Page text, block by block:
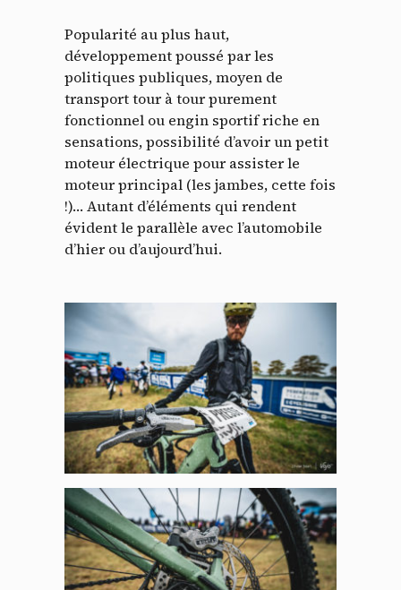
Popularité au plus haut,
développement poussé par les
politiques publiques, moyen de
transport tour à tour purement
fonctionnel ou engin sportif riche en
sensations, possibilité d’avoir un petit
moteur électrique pour assister le
moteur principal (les jambes, cette fois
!)… Autant d’éléments qui rendent
évident le parallèle avec l’automobile
d’hier ou d’aujourd’hui.